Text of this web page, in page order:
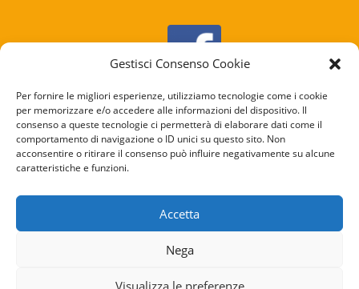
Gestisci Consenso Cookie
Per fornire le migliori esperienze, utilizziamo tecnologie come i cookie
per memorizzare e/o accedere alle informazioni del dispositivo. Il
consenso a queste tecnologie ci permetterà di elaborare dati come il
comportamento di navigazione o ID unici su questo sito. Non
acconsentire o ritirare il consenso può influire negativamente su alcune
caratteristiche e funzioni.
Accetta
Nega
Visualizza le preferenze
COOKIE
POLICY
PRIVACY